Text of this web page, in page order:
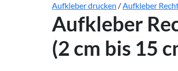
Aufkleber drucken /Aufkleber
Aufkleber
(2 cm bis 15